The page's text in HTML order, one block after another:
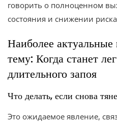
говорить о полноценном
состояния и снижении
Наиболее
тему: Когда станет
длительного запоя
Что делать, если снова
Это ожидаемое явление,